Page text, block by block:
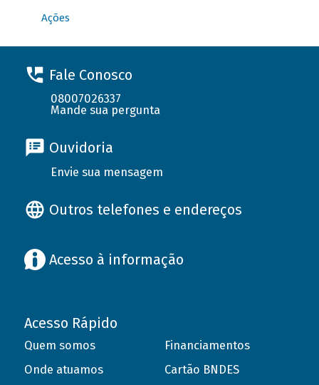
Ações
Fale Conosco
08007026337
Mande sua pergunta
Ouvidoria
Envie sua mensagem
Outros telefones e endereços
Acesso à informação
Acesso Rápido
Quem somos
Onde atuamos
Financiamentos
Cartão BNDES